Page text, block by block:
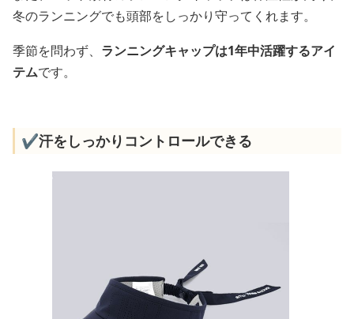
冬のランニングでも頭部をしっかり守ってくれます。
季節を問わず、 ランニングキャップは1年中活躍するアイ
テムです。
✔️汗をしっかりコントロールできる